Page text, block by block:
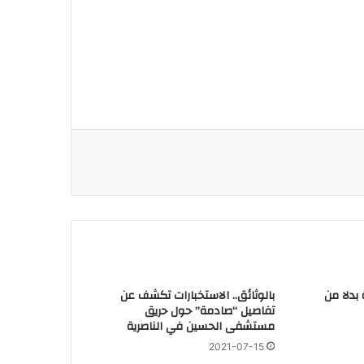
بدلا من بالوثائق.. الاستخبارات تكشف عن
تفاصيل “صادمة” حول حريق
مستشفى الحسين في الناصرية
2021-07-15